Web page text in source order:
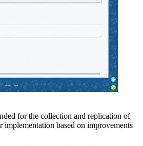
for the collection and replication of
implementation based on improvements